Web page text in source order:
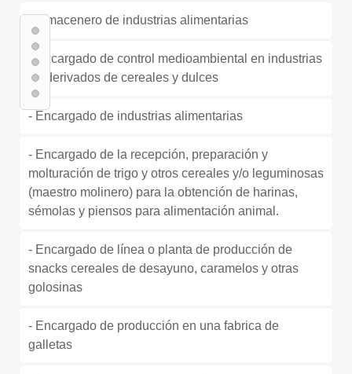
- Almacenero de industrias alimentarias
- Encargado de control medioambiental en industrias
de derivados de cereales y dulces
- Encargado de industrias alimentarias
- Encargado de la recepción, preparación y
molturación de trigo y otros cereales y/o leguminosas
(maestro molinero) para la obtención de harinas,
sémolas y piensos para alimentación animal.
- Encargado de línea o planta de producción de
snacks cereales de desayuno, caramelos y otras
golosinas
- Encargado de producción en una fabrica de
galletas